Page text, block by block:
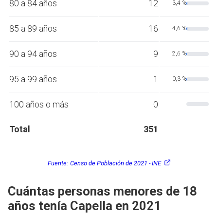
80 a 84 años 12 3,4 %
85 a 89 años 16 4,6 %
90 a 94 años 9 2,6 %
95 a 99 años 1 0,3 %
100 años o más 0
Total 351
Fuente: Censo de Población de 2021 - INE
Cuántas personas menores de 18
años tenía Capella en 2021